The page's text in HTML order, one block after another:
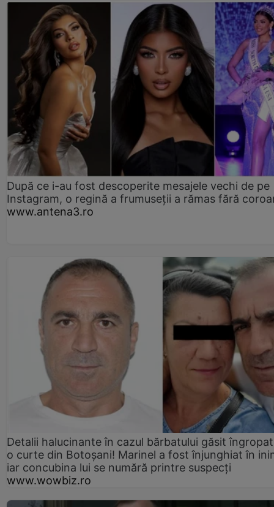
După ce i-au fost descoperite mesajele vechi de pe
Instagram, o regină a frumuseții a rămas fără
www.antena3.ro
Detalii halucinante în cazul bărbatului găsit
o curte din Botoșani! Marinel a fost înjunghiat în
iar concubina lui se numără printre suspecți
www.wowbiz.ro